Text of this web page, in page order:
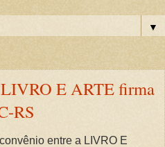
▼
E ARTE firma
RS
entre a LIVRO E